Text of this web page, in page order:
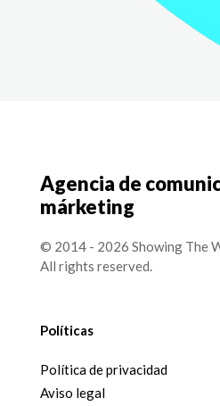
Agencia de
márketing
© 2014 - 2026 Showing The
All rights reserved.
Políticas
Política de privacidad
Aviso legal